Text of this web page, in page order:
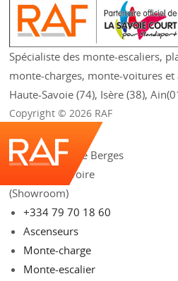
Spécialiste des monte-escaliers,
monte-charges, monte-voitures et
Haute-Savoie (74), Isère (38),
Copyright © 2026 RAF
209 rue Aristide Berges
73490 La Ravoire
(Showroom)
+334 79 70 18 60
Ascenseurs
Monte-charge
Monte-escalier